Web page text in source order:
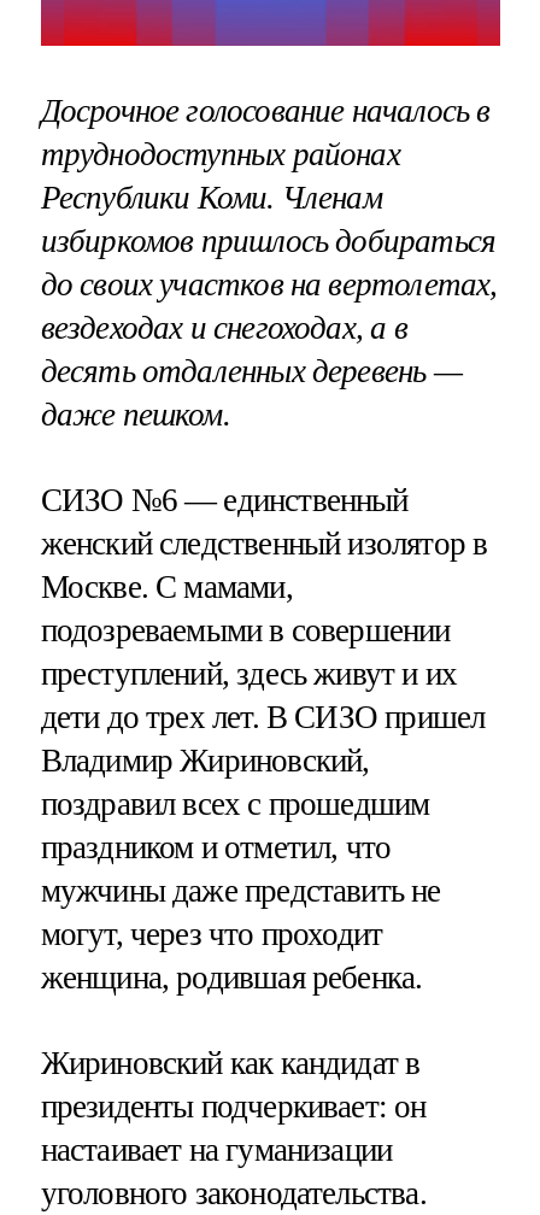
Досрочное голосование началось в
труднодоступных районах
Республики Коми. Членам
избиркомов пришлось добираться
до своих участков на вертолетах,
вездеходах и снегоходах, а в
десять отдаленных деревень —
даже пешком.
СИЗО №6 — единственный
женский следственный изолятор в
Москве. С мамами,
подозреваемыми в совершении
преступлений, здесь живут и их
дети до трех лет. В СИЗО пришел
Владимир Жириновский,
поздравил всех с прошедшим
праздником и отметил, что
мужчины даже представить не
могут, через что проходит
женщина, родившая ребенка.
Жириновский как кандидат в
президенты подчеркивает: он
настаивает на гуманизации
уголовного законодательства.